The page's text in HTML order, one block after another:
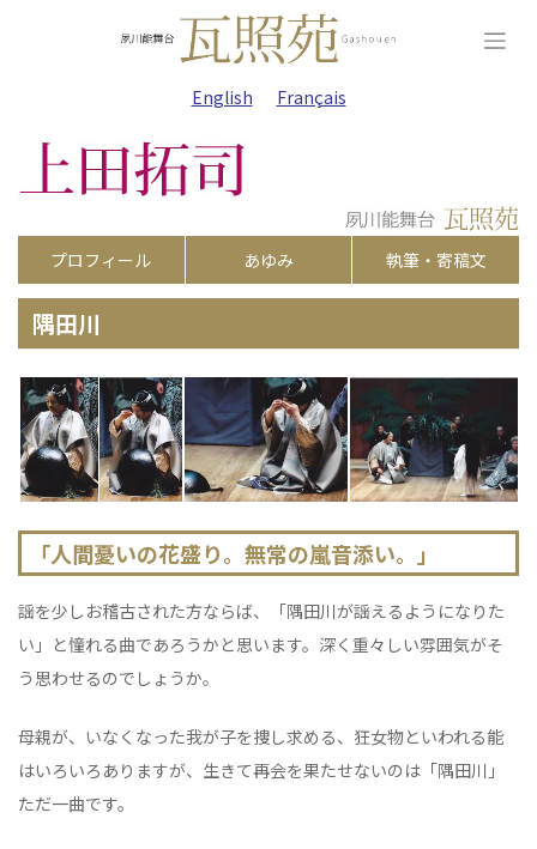
English Français
プロフィール あゆみ 執筆・寄稿文
隅田川
「人間憂いの花盛り。無常の嵐音添い。」
謡を少しお稽古された方ならば、「隅田川が謡えるようになりた
い」と憧れる曲であろうかと思います。深く重々しい雰囲気がそ
う思わせるのでしょうか。
母親が、いなくなった我が子を捜し求める、狂女物といわれる能
はいろいろありますが、生きて再会を果たせないのは「隅田川」
ただ一曲です。